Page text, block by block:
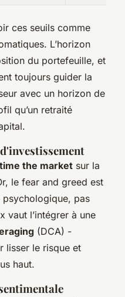
ces seuils comme
L’horizon
du portefeuille, et
toujours guider la
avec un horizon de
qu’un retraité
time the market sur la
le fear and greed est
pas
vaut l’intégrer à une
(DCA) -
lisser le risque et
haut.